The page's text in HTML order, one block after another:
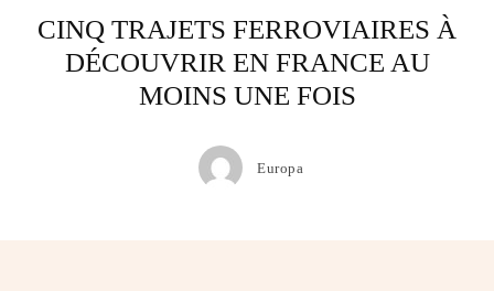
CINQ TRAJETS FERROVIAIRES À
DÉCOUVRIR EN FRANCE AU
MOINS UNE FOIS
Europa